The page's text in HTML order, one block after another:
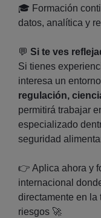
🎓 Formación
datos, analítica y
💬 Si te ves
Si tienes
interesa un
regulación,
permitirá trabajar
especializado
seguridad
👉 Aplica ahora y
internacional
directamente en la
riesgos 🚀